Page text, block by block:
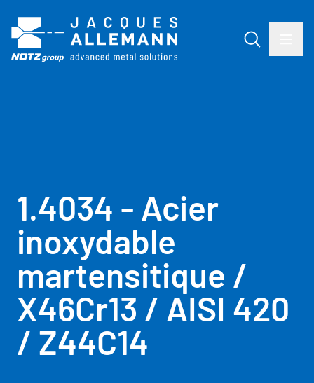
1.4034 - Acier
inoxydable
martensitique /
X46Cr13 / AISI 420
/ Z44C14